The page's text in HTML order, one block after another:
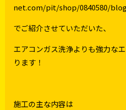
net.com/pit/shop/0840580/
でご紹介させていただいた、
エアコンガス洗浄よりも強力な
ります！
施工の主な内容は